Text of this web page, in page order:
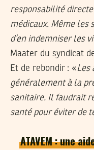
responsabilité
médicaux. Même les
d’en indemniser les
Maater du syndicat
Et de rebondir : «Les
généralement à la
sanitaire. Il faudrait
santé pour éviter de
ATAVEM : une